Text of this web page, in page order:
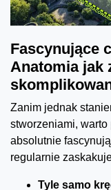
Fascynujące
Anatomia jak
Zanim jednak
stworzeniami,
absolutnie
regularnie
Tyle samo